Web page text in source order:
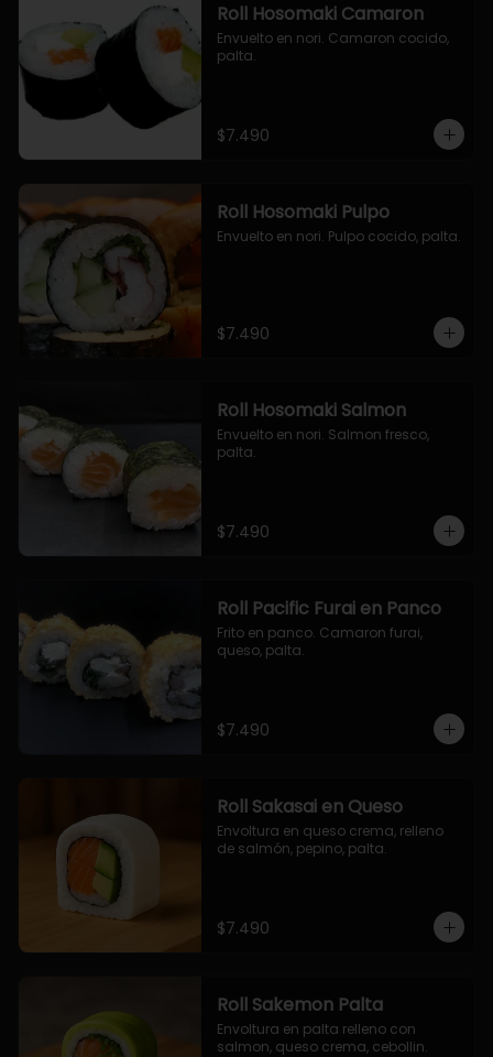
Roll Hosomaki Camaron
Envuelto en nori. Camaron cocido,
palta.
$7.490
Roll Hosomaki Pulpo
Envuelto en nori. Pulpo cocido, palta.
$7.490
Roll Hosomaki Salmon
Envuelto en nori. Salmon fresco,
palta.
$7.490
Roll Pacific Furai en Panco
Frito en panco. Camaron furai,
queso, palta.
$7.490
Roll Sakasai en Queso
Envoltura en queso crema, relleno
de salmón, pepino, palta.
$7.490
Roll Sakemon Palta
Envoltura en palta relleno con
salmon, queso crema, cebollin.